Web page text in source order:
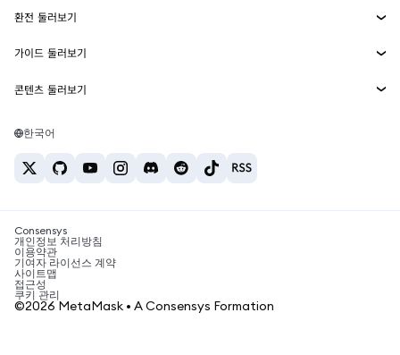
MetaMask Connect
Snaps
웹3 서비스
보안
고객 지원
채용
이더리움 가격
솔라나 가격
테더 가격
환전 둘러보기
ETH를 USD로 환전
USDT를 INR로 환전
BTC를 INR로 환전
ETH를 USDT로 환전
가이드 둘러보기
ETH 매수
USDT 매수
SHIB 매수
BNB 매수
콘텐츠 둘러보기
솔라나 지갑
암호화폐 세금 뉴스
암호화폐 매수 방법
비트코인 매도 방법
한국어
Consensys
개인정보 처리방침
이용약관
기여자 라이선스 계약
사이트맵
접근성
쿠키 관리
©2026 MetaMask • A Consensys Formation